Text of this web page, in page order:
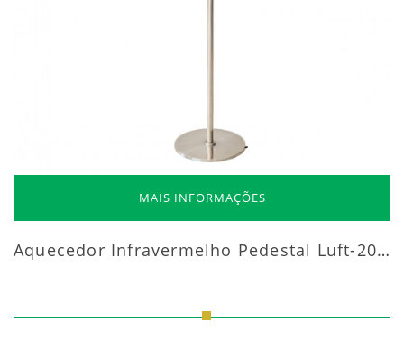
MAIS INFORMAÇÕES
Aquecedor Infravermelho Pedestal Luft-20000